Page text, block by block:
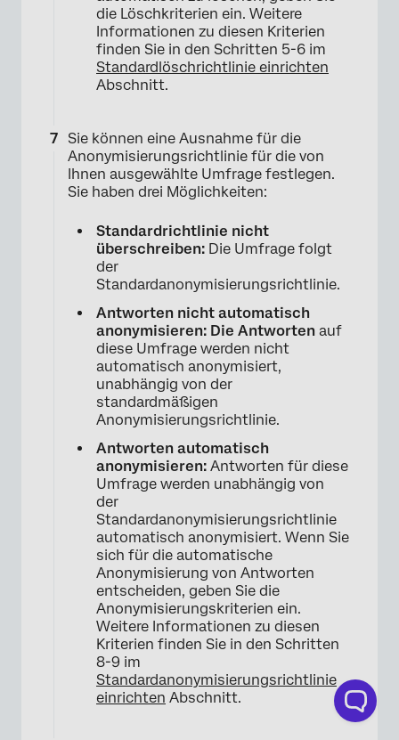
×
die Löschkriterien ein. Weitere
Informationen zu diesen Kriterien
finden Sie in den Schritten 5-6 im
Standardlöschrichtlinie einrichten
Abschnitt.
Sie können eine Ausnahme für die
Anonymisierungsrichtlinie für die von
Ihnen ausgewählte Umfrage festlegen.
Sie haben drei Möglichkeiten:
Standardrichtlinie nicht
überschreiben: Die Umfrage folgt
der
Standardanonymisierungsrichtlinie.
Antworten nicht automatisch
anonymisieren: Die Antworten auf
diese Umfrage werden nicht
automatisch anonymisiert,
unabhängig von der
standardmäßigen
Anonymisierungsrichtlinie.
Antworten automatisch
anonymisieren: Antworten für diese
Umfrage werden unabhängig von
der
Standardanonymisierungsrichtlinie
automatisch anonymisiert. Wenn Sie
sich für die automatische
Anonymisierung von Antworten
entscheiden, geben Sie die
Anonymisierungskriterien ein.
Weitere Informationen zu diesen
Kriterien finden Sie in den Schritten
8-9 im
Standardanonymisierungsrichtlinie
einrichten Abschnitt.